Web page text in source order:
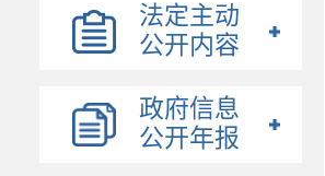
法定主动
公开内容
政府信息
公开年报